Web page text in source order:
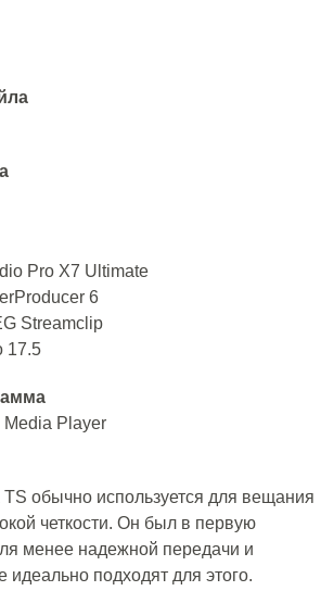
Pro X7 Ultimate
6
Streamclip
17.5
Player
обычно используется для вещания
четкости. Он был в первую
менее надежной передачи и
идеально подходят для этого.